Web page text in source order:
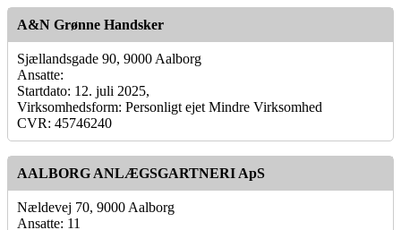
A&N Grønne Handsker
Sjællandsgade 90, 9000 Aalborg
Ansatte:
Startdato: 12. juli 2025,
Virksomhedsform: Personligt ejet Mindre Virksomhed
CVR: 45746240
AALBORG ANLÆGSGARTNERI ApS
Nældevej 70, 9000 Aalborg
Ansatte: 11